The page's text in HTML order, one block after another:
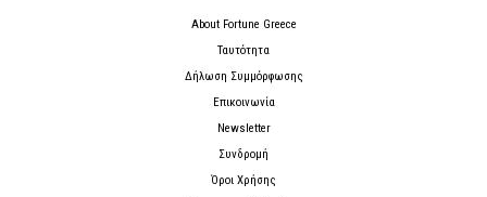
About Fortune Greece
Ταυτότητα
Δήλωση Συμμόρφωσης
Επικοινωνία
Newsletter
Συνδρομή
Όροι Χρήσης